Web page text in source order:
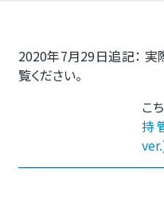
2020年7月29日追記： 実
覧ください。
こ
持